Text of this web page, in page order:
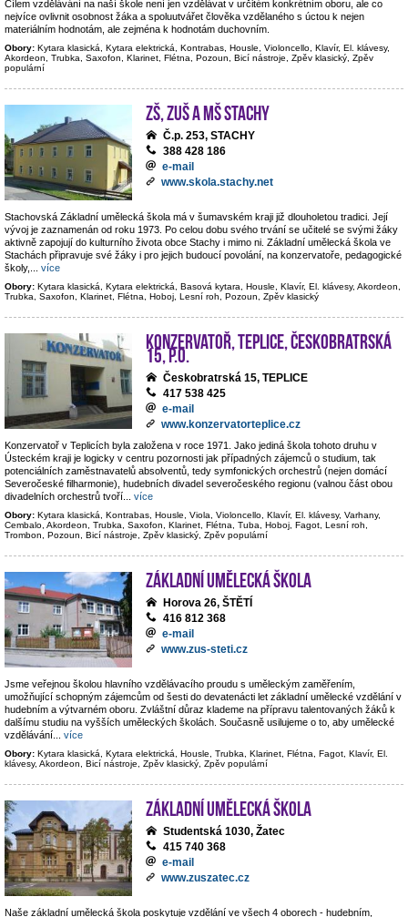
Cílem vzdělávání na naší škole není jen vzdělávat v určitém konkrétním oboru, ale co
nejvíce ovlivnit osobnost žáka a spoluutvářet člověka vzdělaného s úctou k nejen
materiálním hodnotám, ale zejména k hodnotám duchovním.
Obory: Kytara klasická, Kytara elektrická, Kontrabas, Housle, Violoncello, Klavír, El. klávesy,
Akordeon, Trubka, Saxofon, Klarinet, Flétna, Pozoun, Bicí nástroje, Zpěv klasický, Zpěv
populární
ZŠ, ZUŠ a MŠ Stachy
Č.p. 253, STACHY
388 428 186
e-mail
www.skola.stachy.net
Stachovská Základní umělecká škola má v šumavském kraji již dlouholetou tradici. Její
vývoj je zaznamenán od roku 1973. Po celou dobu svého trvání se učitelé se svými žáky
aktivně zapojují do kulturního života obce Stachy i mimo ni. Základní umělecká škola ve
Stachách připravuje své žáky i pro jejich budoucí povolání, na konzervatoře, pedagogické
školy,
více
Obory: Kytara klasická, Kytara elektrická, Basová kytara, Housle, Klavír, El. klávesy, Akordeon,
Trubka, Saxofon, Klarinet, Flétna, Hoboj, Lesní roh, Pozoun, Zpěv klasický
Konzervatoř, Teplice, Českobratrská
15, p.o.
Českobratrská 15, TEPLICE
417 538 425
e-mail
www.konzervatorteplice.cz
Konzervatoř v Teplicích byla založena v roce 1971. Jako jediná škola tohoto druhu v
Ústeckém kraji je logicky v centru pozornosti jak případných zájemců o studium, tak
potenciálních zaměstnavatelů absolventů, tedy symfonických orchestrů (nejen domácí
Severočeské filharmonie), hudebních divadel severočeského regionu (valnou část obou
divadelních orchestrů tvoří
více
Obory: Kytara klasická, Kontrabas, Housle, Viola, Violoncello, Klavír, El. klávesy, Varhany,
Cembalo, Akordeon, Trubka, Saxofon, Klarinet, Flétna, Tuba, Hoboj, Fagot, Lesní roh,
Trombon, Pozoun, Bicí nástroje, Zpěv klasický, Zpěv populární
Základní umělecká škola
Horova 26, ŠTĚTÍ
416 812 368
e-mail
www.zus-steti.cz
Jsme veřejnou školou hlavního vzdělávacího proudu s uměleckým zaměřením,
umožňující schopným zájemcům od šesti do devatenácti let základní umělecké vzdělání v
hudebním a výtvarném oboru. Zvláštní důraz klademe na přípravu talentovaných žáků k
dalšímu studiu na vyšších uměleckých školách. Současně usilujeme o to, aby umělecké
vzdělávání
více
Obory: Kytara klasická, Kytara elektrická, Housle, Trubka, Klarinet, Flétna, Fagot, Klavír, El.
klávesy, Akordeon, Bicí nástroje, Zpěv klasický, Zpěv populární
Základní umělecká škola
Studentská 1030, Žatec
415 740 368
e-mail
www.zuszatec.cz
Naše základní umělecká škola poskytuje vzdělání ve všech 4 oborech - hudebním,